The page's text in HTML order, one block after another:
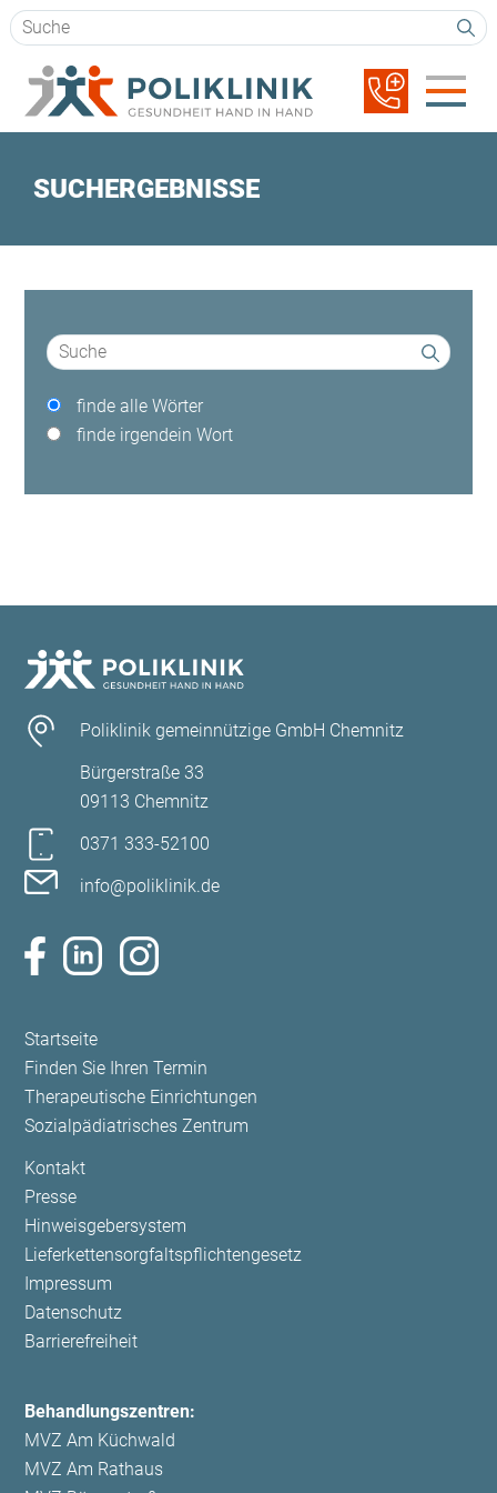
Suchbegriffe
Navigation
überspringen
SUCHERGEBNISSE
Suchbegriffe
Optionen
finde alle Wörter
finde irgendein Wort
Poliklinik gemeinnützige GmbH Chemnitz
Bürgerstraße 33
09113 Chemnitz
0371 333-52100
info@poliklinik.de
Navigation
überspringen
Startseite
Finden Sie Ihren Termin
Therapeutische Einrichtungen
Sozialpädiatrisches Zentrum
Navigation
überspringen
Kontakt
Presse
Hinweisgebersystem
Lieferkettensorgfaltspflichtengesetz
Impressum
Datenschutz
Barrierefreiheit
Behandlungszentren:
MVZ Am Küchwald
MVZ Am Rathaus